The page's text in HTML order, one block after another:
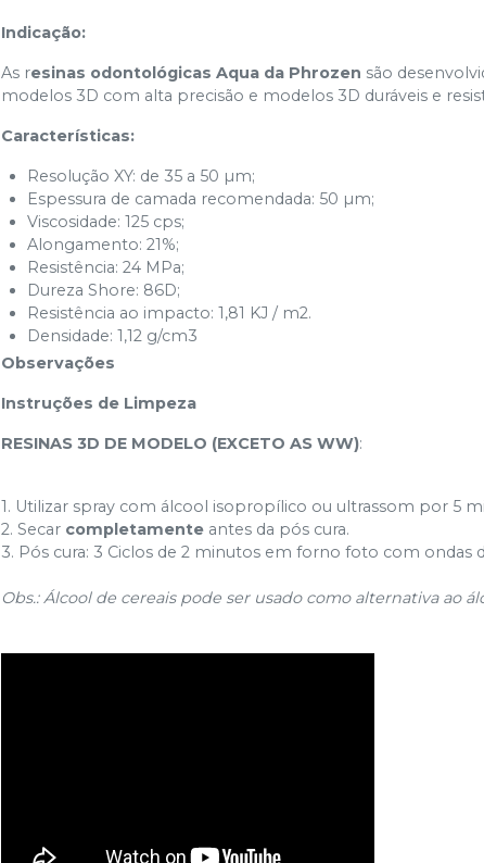
Indicação:
As resinas odontológicas Aqua da Phrozen são
modelos 3D com alta precisão e modelos 3D duráveis e
Características:
Resolução XY: de 35 a 50 µm;
Espessura de camada recomendada: 50 µm;
Viscosidade: 125 cps;
Alongamento: 21%;
Resistência: 24 MPa;
Dureza Shore: 86D;
Resistência ao impacto: 1,81 KJ / m2.
Densidade: 1,12 g/cm3
Observações
Instruções de Limpeza
RESINAS 3D DE MODELO (EXCETO AS WW):
1. Utilizar spray com álcool isopropílico ou ultrassom por 5
2. Secar completamente antes da pós cura.
3. Pós cura: 3 Ciclos de 2 minutos em forno foto com ondas
Obs.: Álcool de cereais pode ser usado como alternativa ao